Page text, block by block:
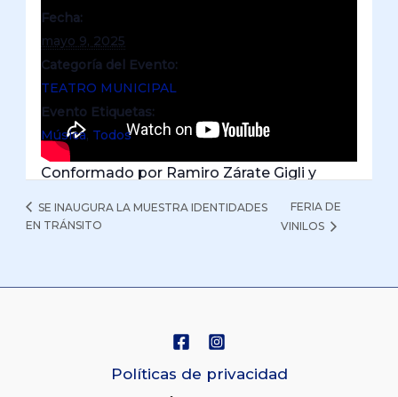
Conformado por Ramiro Zárate Gigli y
chacareras, zambas, vidalas y ritmos
absoluto. Su espectáculo es una
Compartir
Fecha:
mayo 9, 2025
Categoría del Evento:
TEATRO MUNICIPAL
Evento Etiquetas:
Música, Todos
SE INAUGURA LA MUESTRA IDENTIDADES
EN TRÁNSITO
FERIA DE
VINILOS
Políticas de privacidad